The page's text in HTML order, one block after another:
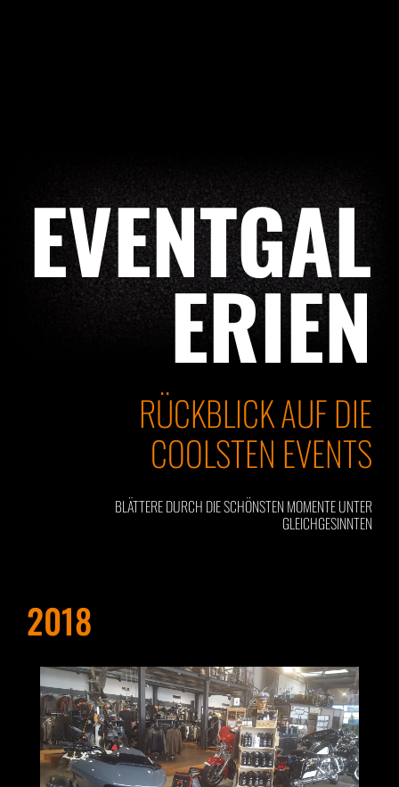
EVENTGAL
ERIEN
RÜCKBLICK AUF DIE
COOLSTEN EVENTS
BLÄTTERE DURCH DIE SCHÖNSTEN MOMENTE UNTER
GLEICHGESINNTEN
2018